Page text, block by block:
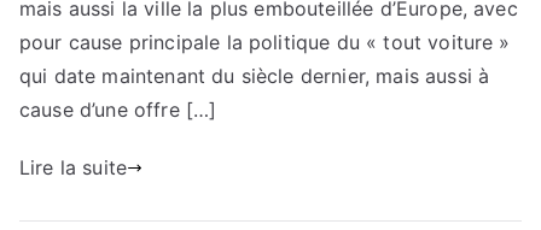
pacte
!
mais aussi la ville la plus embouteillée d’Europe, avec
pour cause principale la politique du « tout voiture »
qui date maintenant du siècle dernier, mais aussi à
cause d’une offre […]
Lire la suite